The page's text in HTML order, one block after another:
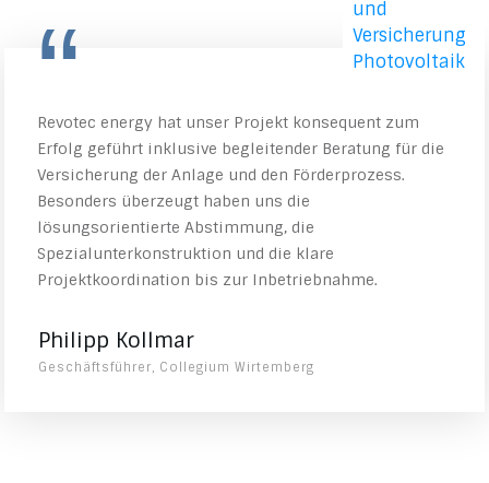
“
Revotec energy hat unser Projekt konsequent zum
Erfolg geführt inklusive begleitender Beratung für die
Versicherung der Anlage und den Förderprozess.
Besonders überzeugt haben uns die
lösungsorientierte Abstimmung, die
Spezialunterkonstruktion und die klare
Projektkoordination bis zur Inbetriebnahme.
Philipp Kollmar
Geschäftsführer, Collegium Wirtemberg